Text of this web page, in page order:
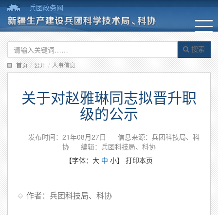
兵团政务网
搜索
首页 / 公开 / 人事信息
关于对赵雅琳同志拟晋升职
级的公示
发布时间：21年08月27日
信息来源：兵团科技局、科
协
编辑：兵团科技局、科协
【字体： 大 中 小】 打印本页
作者：兵团科技局、科协